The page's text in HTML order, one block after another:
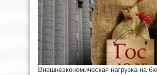
Внешнеэкономическая нагрузка на